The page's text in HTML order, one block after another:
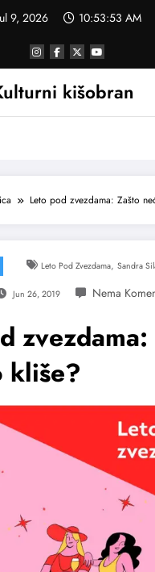
9, 2026 10:53:53 AM
kišobran
Leto pod zvezdama: Zašto
Leto Pod Zvezdama, Sandra
Jun 26, 2019
zvezdama:
kliše?